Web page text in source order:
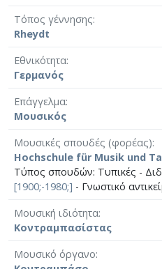
Τόπος γέννησης
Rheydt
Εθνικότητα
Γερμανός
Επάγγελμα
Μουσικός
Μουσικές σπουδές (φορέας)
Hochschule für Musik und
Τύπος σπουδών: Τυπικές -
[1900;-1980;] - Γνωστικό
Μουσική ιδιότητα
Κοντραμπασίστας
Μουσικό όργανο